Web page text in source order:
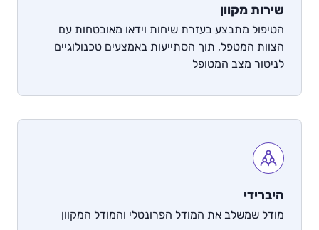
שירות מקוון
הטיפול מתבצע בעזרת שיחות וידאו מאובטחות עם
הצוות המטפל, תוך הסתייעות באמצעים טכנולוגיים
לניטור מצב המטופל
היברידי
מודל שמשלב את המודל הפרונטלי והמודל המקוון